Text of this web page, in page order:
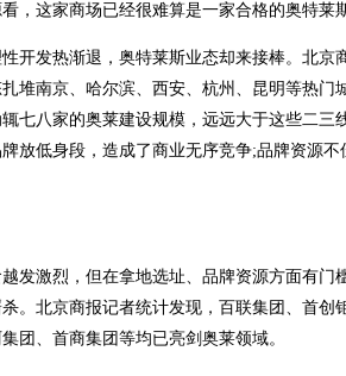
，这家商场已经很难算是一家合格的奥特莱
发热渐退，奥特莱斯业态却来接棒。北京
堆南京、哈尔滨、西安、杭州、昆明等热门
七八家的奥莱建设规模，远远大于这些二三
放低身段，造成了商业无序竞争;品牌资源
激烈，但在拿地选址、品牌资源方面有门
。北京商报记者统计发现，百联集团、首创
团、首商集团等均已亮剑奥莱领域。